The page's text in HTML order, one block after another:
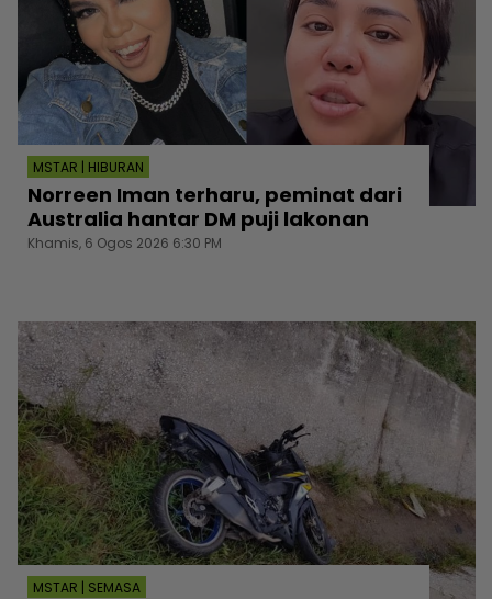
MSTAR | HIBURAN
Norreen Iman terharu, peminat dari
Australia hantar DM puji lakonan
Khamis, 6 Ogos 2026 6:30 PM
MSTAR | SEMASA